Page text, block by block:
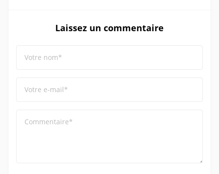
Laissez un commentaire
Votre nom*
Votre e-mail*
Commentaire*